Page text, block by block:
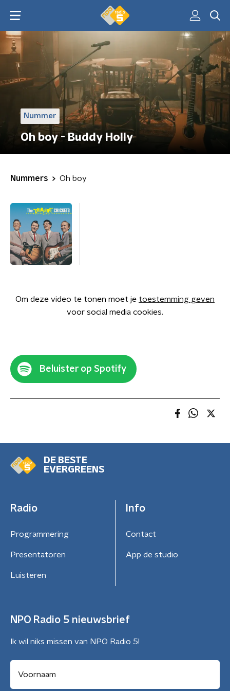
Nummer
Oh boy - Buddy Holly
Nummers Oh boy
Om deze video te tonen moet je toestemming geven
voor social media cookies.
Beluister op Spotify
DE BESTE
EVERGREENS
Radio
Programmering
Presentatoren
Luisteren
Info
Contact
App de studio
NPO Radio 5 nieuwsbrief
Ik wil niks missen van NPO Radio 5!